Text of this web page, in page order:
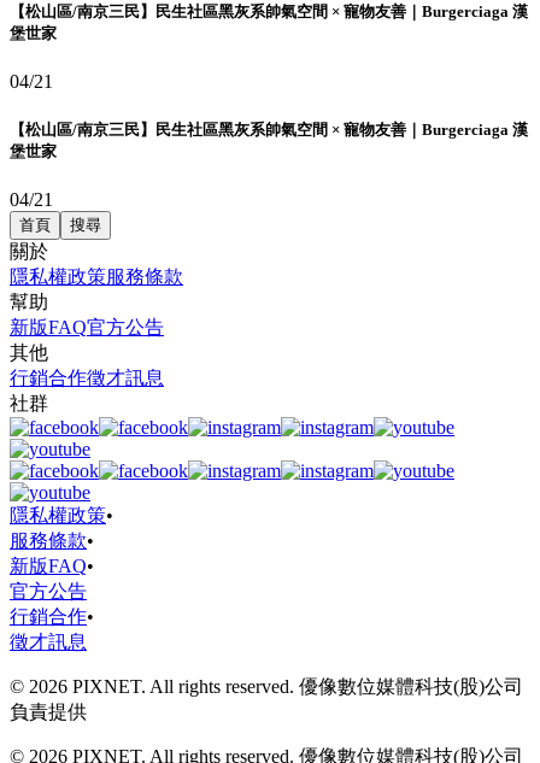
【松山區/南京三民】民生社區黑灰系帥氣空間 × 寵物友善｜Burgerciaga 漢
堡世家
04/21
【松山區/南京三民】民生社區黑灰系帥氣空間 × 寵物友善｜Burgerciaga 漢
堡世家
04/21
首頁 搜尋
關於
隱私權政策服務條款
幫助
新版FAQ官方公告
其他
行銷合作徵才訊息
社群
隱私權政策•
服務條款•
新版FAQ•
官方公告
行銷合作•
徵才訊息
© 2026 PIXNET. All rights reserved. 優像數位媒體科技(股)公司
負責提供
© 2026 PIXNET. All rights reserved. 優像數位媒體科技(股)公司